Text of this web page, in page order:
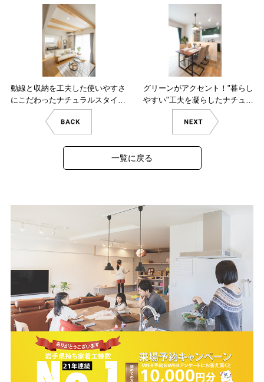
動線と収納を工夫した使いやすさ
にこだわったナチュラルスタイル
一覧に戻る
グリーンがアクセント！"暮らし
やすい"工夫を凝らしたナチュラ
ルテイストのお家